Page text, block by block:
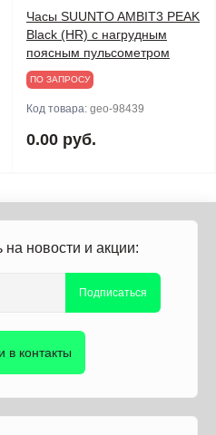
Часы SUUNTO AMBIT3 PEAK
Black (HR) с нагрудным
поясным пульсометром
ПО ЗАПРОСУ
Код товара: geo-98439
0.00 руб.
новости и акции:
Подписаться
в контакты